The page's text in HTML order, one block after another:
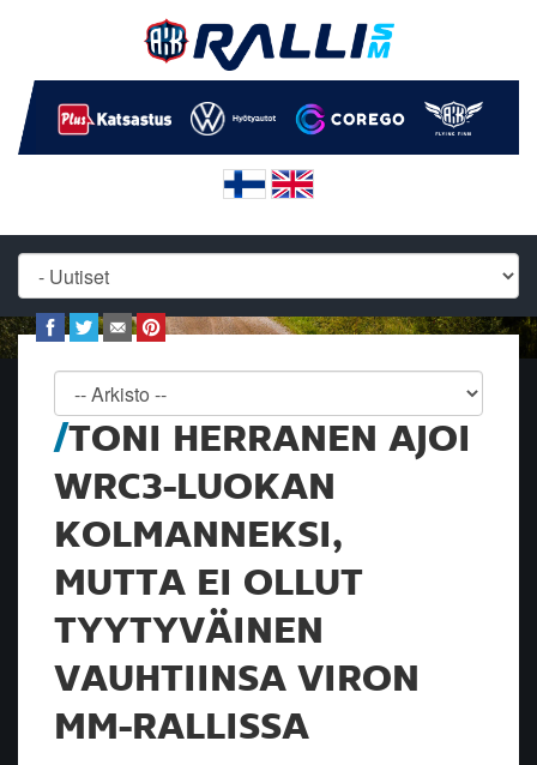
TONI HERRANEN AJOI
WRC3-LUOKAN
KOLMANNEKSI,
MUTTA EI OLLUT
TYYTYVÄINEN
VAUHTIINSA VIRON
MM-RALLISSA